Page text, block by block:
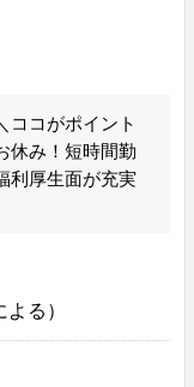
ココがポイント
休み！短時間勤
利厚生面が充実
る）